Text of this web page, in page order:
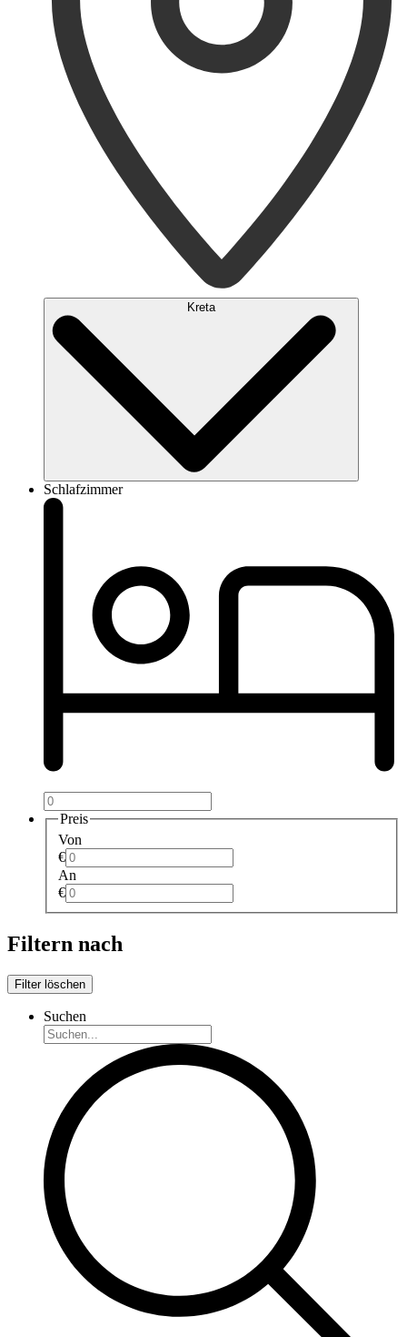
Kreta
Schlafzimmer
Preis
Von
€
An
€
Filtern nach
Filter löschen
Suchen